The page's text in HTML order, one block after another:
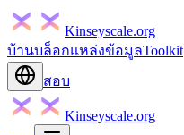
Kinseyscale.org
บ้านบล็อกแหล่งข้อมูลToolkit
สอบ
Kinseyscale.org